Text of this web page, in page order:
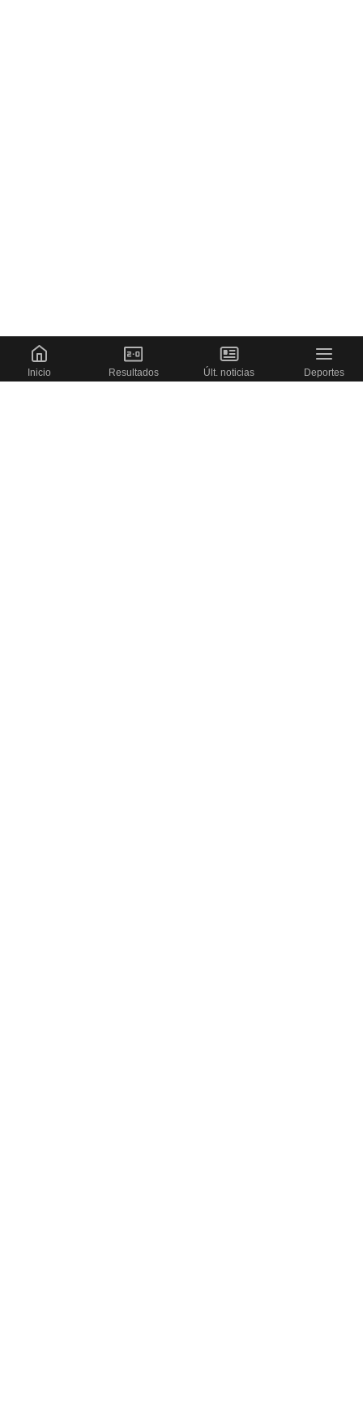
Inicio Resultados Últ. noticias Deportes